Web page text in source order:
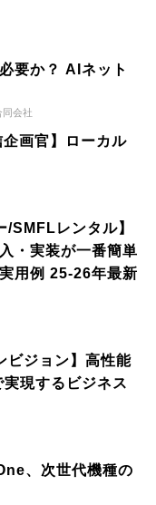
要か？ AIネット
同会社
企画官】ローカル
/SMFLレンタル】
・実装が一番簡単
用例 25-26年最新
ビジョン】高性能
現するビジネス
、次世代機種の